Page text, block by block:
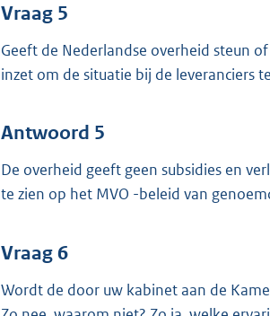
Vraag 5
Geeft de Nederlandse overheid steun
inzet om de situatie bij de leveranciers
Antwoord 5
De overheid geeft geen subsidies en
te zien op het MVO -beleid van
Vraag 6
Wordt de door uw kabinet aan de